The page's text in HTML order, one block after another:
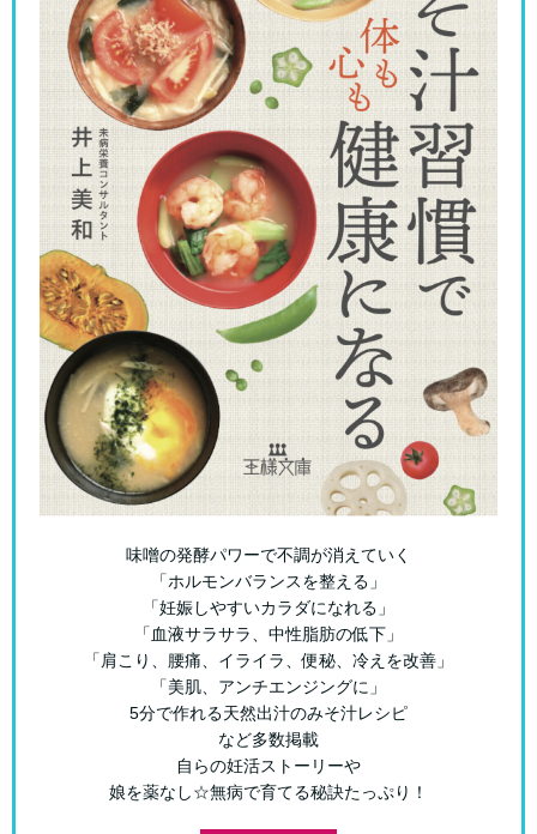
味噌の発酵パワーで不調が消えていく
「ホルモンバランスを整える」
「妊娠しやすいカラダになれる」
「血液サラサラ、中性脂肪の低下」
「肩こり、腰痛、イライラ、便秘、冷えを改善」
「美肌、アンチエンジングに」
5分で作れる天然出汁のみそ汁レシピ
など多数掲載
自らの妊活ストーリーや
娘を薬なし☆無病で育てる秘訣たっぷり！